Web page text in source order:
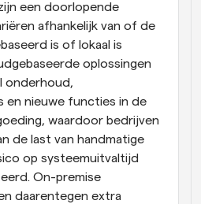
een doorlopende
afhankelijk van of de
is of lokaal is
oplossingen
onderhoud,
en nieuwe functies in de
waardoor bedrijven
de last van handmatige
op systeemuitvaltijd
On-premise
daarentegen extra